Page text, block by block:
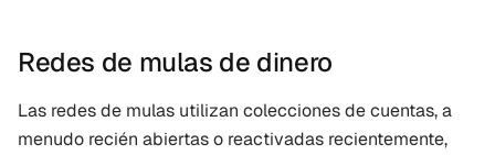
Redes de mulas de dinero
Las redes de mulas utilizan colecciones de cuentas, a
menudo recién abiertas o reactivadas recientemente,